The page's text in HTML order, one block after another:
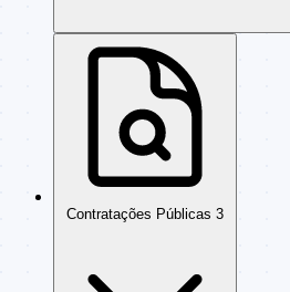
Contratações Públicas 3